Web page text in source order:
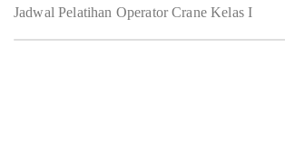
Jadwal Pelatihan Operator Crane Kelas I